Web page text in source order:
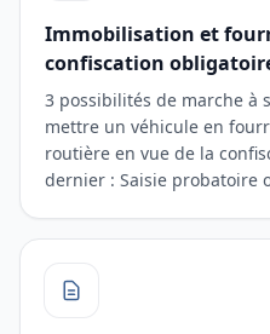
Immobilisation et
confiscation
3 possibilités de marche à
mettre un véhicule en
routière en vue de la
dernier : Saisie probatoire